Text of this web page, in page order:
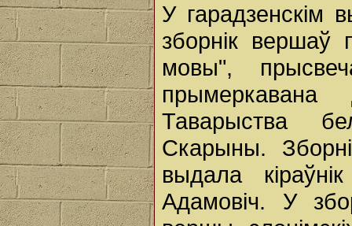
У гарадзенскім
зборнік
мовы",
прымеркавана
Таварыства
Скарыны.
выдала
Адамовіч. У